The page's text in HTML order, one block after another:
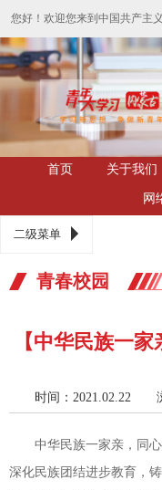
您好！欢迎您来到中国共产主
首页 关于我们
网
二级菜单
青春校园
【中华民族一
时间：2021.02.22
中华民族一家亲，同
深化民族团结进步教育，